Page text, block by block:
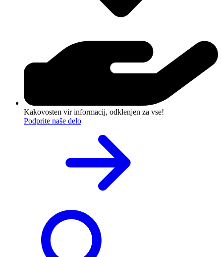
Kakovosten vir informacij, odklenjen za vse!
Podprite naše delo